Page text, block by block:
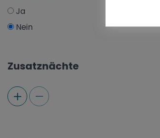
Ja
Nein
Zusatznächte